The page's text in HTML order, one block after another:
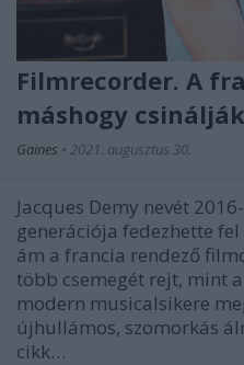
Filmrecorder. A
máshogy csinálják
Gaines • 2021. augusztus 30.
Jacques Demy nevét
generációja fedezhette
ám a francia rendező
több csemegét rejt, mint
modern musicalsikere
újhullámos, szomorkás
cikk…